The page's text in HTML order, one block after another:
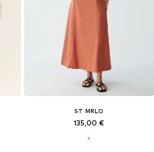
ST MRLO
135,00 €